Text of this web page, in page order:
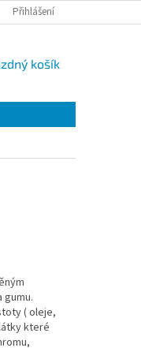
Přihlášení
košík
gumu.
( oleje,
které